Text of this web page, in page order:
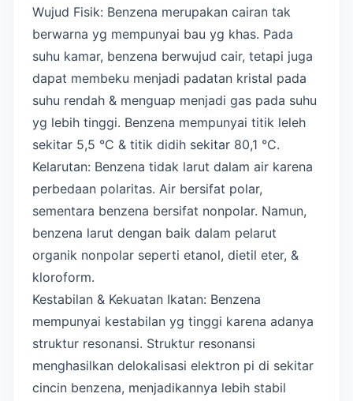
Wujud Fisik: Benzena merupakan cairan tak
berwarna yg mempunyai bau yg khas. Pada
suhu kamar, benzena berwujud cair, tetapi juga
dapat membeku menjadi padatan kristal pada
suhu rendah & menguap menjadi gas pada suhu
yg lebih tinggi. Benzena mempunyai titik leleh
sekitar 5,5 °C & titik didih sekitar 80,1 °C.
Kelarutan: Benzena tidak larut dalam air karena
perbedaan polaritas. Air bersifat polar,
sementara benzena bersifat nonpolar. Namun,
benzena larut dengan baik dalam pelarut
organik nonpolar seperti etanol, dietil eter, &
kloroform.
Kestabilan & Kekuatan Ikatan: Benzena
mempunyai kestabilan yg tinggi karena adanya
struktur resonansi. Struktur resonansi
menghasilkan delokalisasi elektron pi di sekitar
cincin benzena, menjadikannya lebih stabil